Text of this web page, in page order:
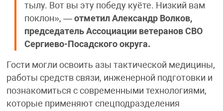
тылу. Вот вы эту победу куёте. Низкий вам
поклон», — отметил Александр Волков,
председатель Ассоциации ветеранов СВО
Сергиево-Посадского округа.
Гости могли освоить азы тактической медицины,
работы средств связи, инженерной подготовки и
познакомиться с современными технологиями,
которые применяют спецподразделения